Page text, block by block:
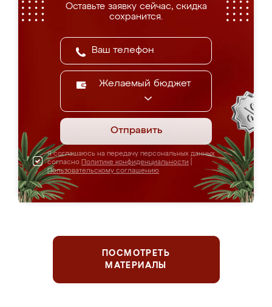
Оставьте заявку сейчас, скидка
сохранится.
Желаемый бюджет
Отправить
Я соглашаюсь на передачу персональных данных
согласно Политике конфиденциальности
Пользовательскому соглашению
ПОСМОТРЕТЬ
МАТЕРИАЛЫ